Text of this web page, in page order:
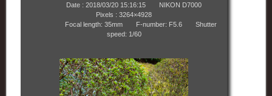
Date : 2018/03/20 15:16:15 NIKON D7000
Pixels : 3264×4928
Focal length: 35mm F-number: F5.6 Shutter
speed: 1/60